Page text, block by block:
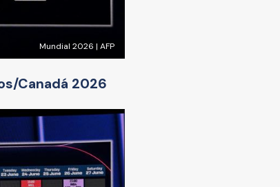
Mundial 2026 | AFP
Canadá 2026